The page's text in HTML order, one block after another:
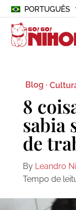
PORTUGUÊS
Blog ·
8
sabia
de
By Leandro
Tempo de